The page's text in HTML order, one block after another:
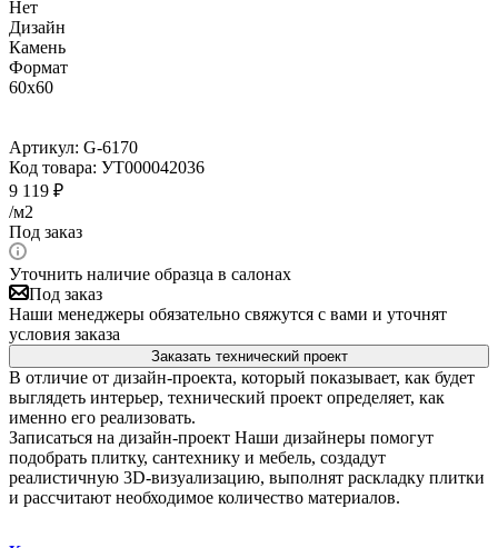
Нет
Дизайн
Камень
Формат
60x60
Артикул: G-6170
Код товара: УТ000042036
9 119 ₽
/м2
Под заказ
Уточнить наличие образца в салонах
Под заказ
Наши менеджеры обязательно свяжутся с вами и уточнят
условия заказа
Заказать технический проект
В отличие от дизайн-проекта, который показывает, как будет
выглядеть интерьер, технический проект определяет, как
именно его реализовать.
Записаться на дизайн-проект Наши дизайнеры помогут
подобрать плитку, сантехнику и мебель, создадут
реалистичную 3D-визуализацию, выполнят раскладку плитки
и рассчитают необходимое количество материалов.